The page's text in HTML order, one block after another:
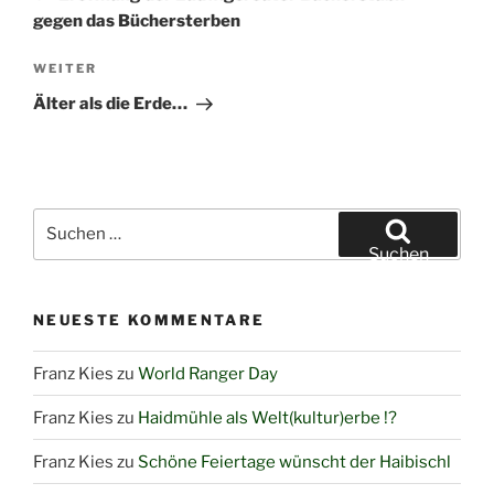
gegen das Büchersterben
Nächster
Beitrag
WEITER
Älter als die Erde…
nach:
Suchen
NEUESTE KOMMENTARE
Franz Kies zu World Ranger Day
Franz Kies zu Haidmühle als Welt(kultur)erbe !?
Franz Kies zu Schöne Feiertage wünscht der Haibischl